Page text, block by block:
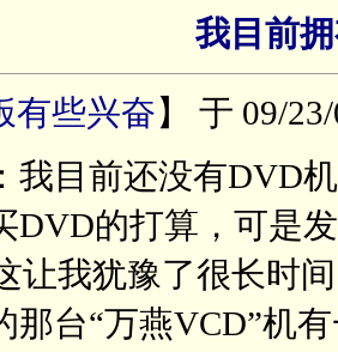
我目前
有些兴奋】 于 09/
我目前还没有DVD
DVD的打算，可是
让我犹豫了很长时
那台“万燕VCD”机